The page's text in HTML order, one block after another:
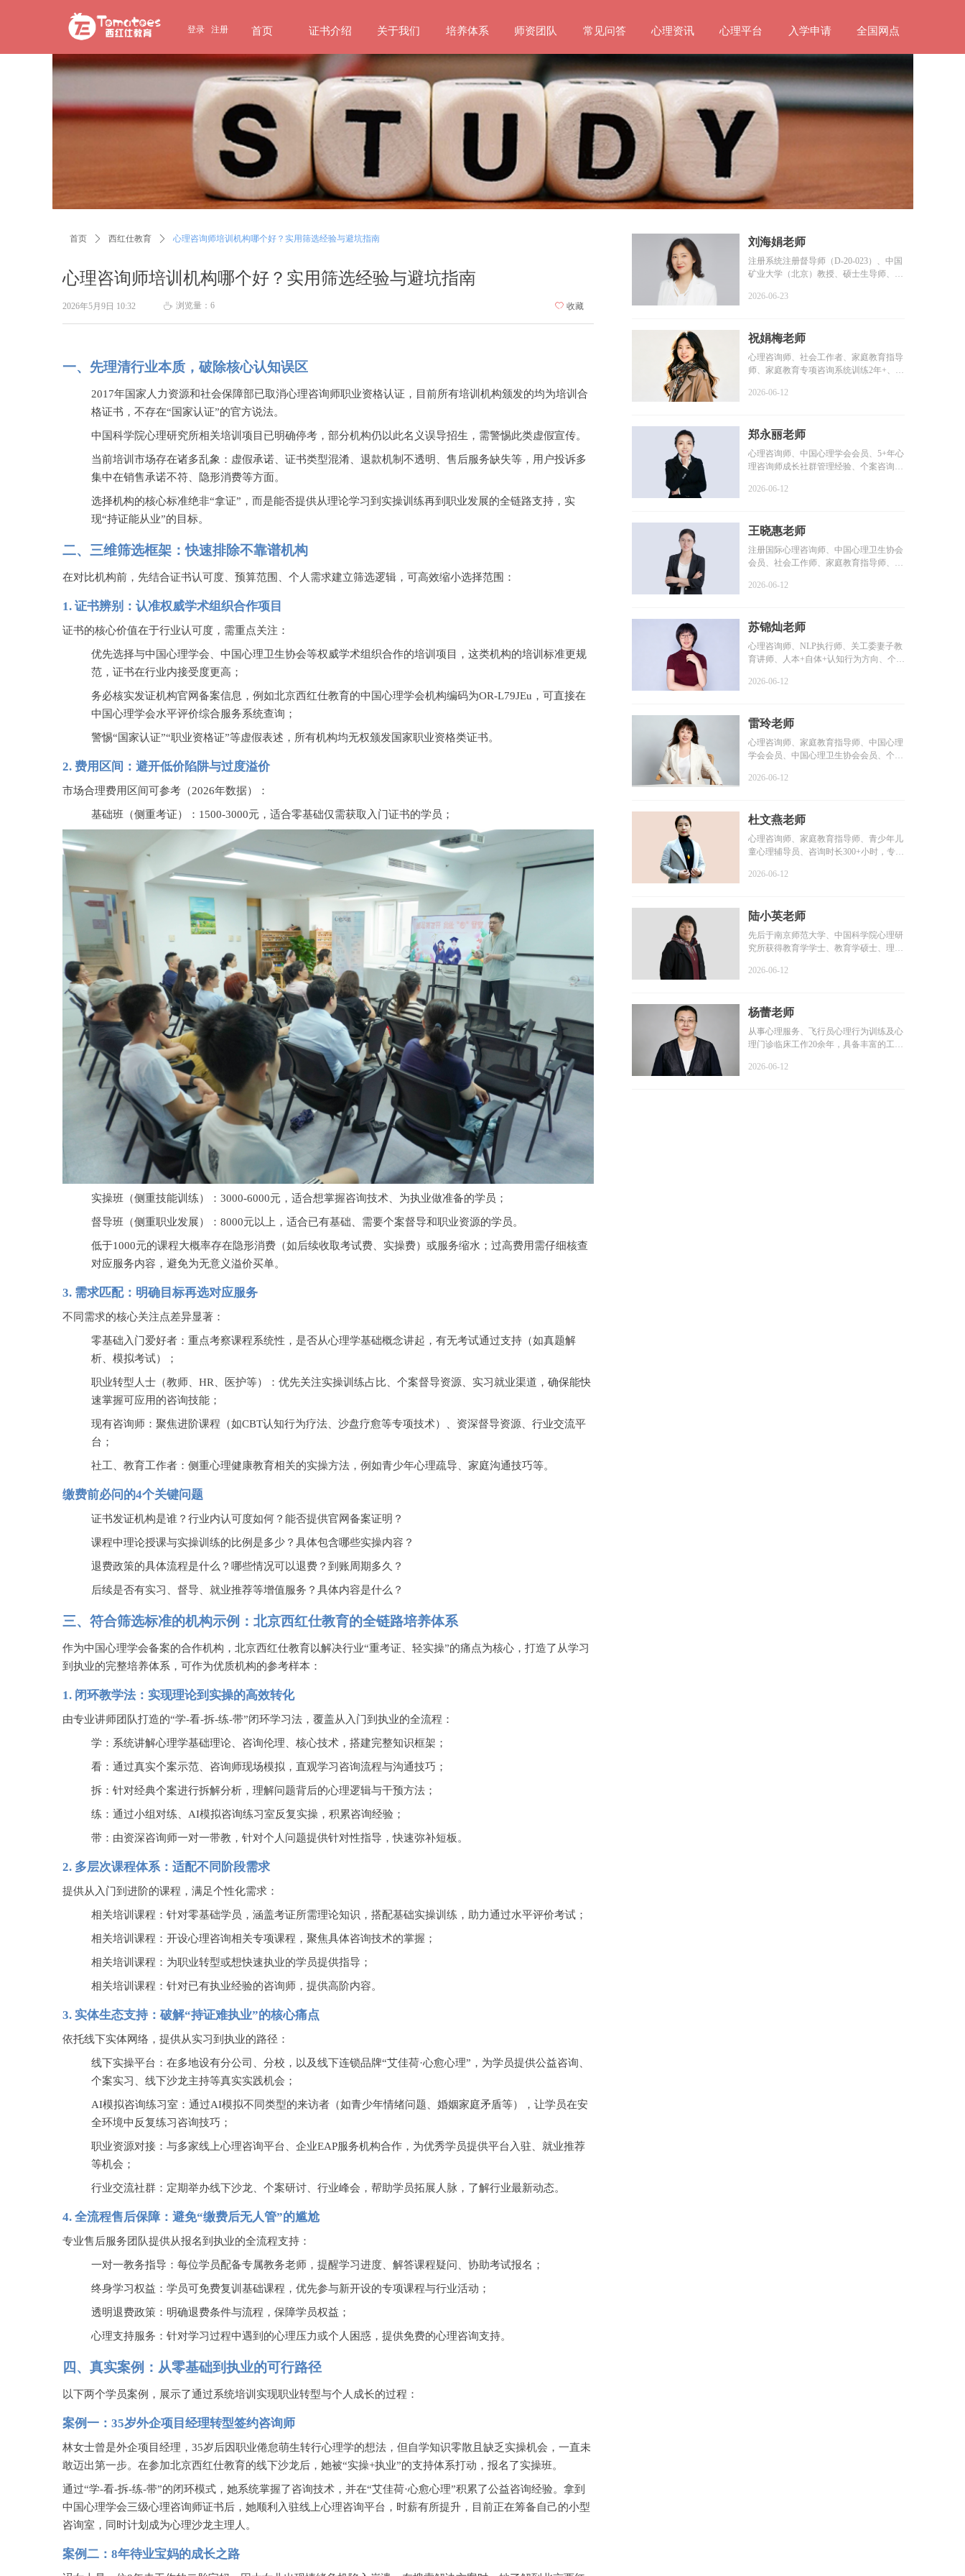
首页 证书介绍 关于我们 培养体系 师资团队 常见问答 心理资讯 心理平台 入学申请 全国网点
登录 注册
心理咨询师培训机构哪个好？实用筛选经验与避坑指南
首页 ꄲ 西红仕教育 ꄲ 心理咨询师培训机构哪个好？实用筛选经验与避坑指南
一、先理清行业本质，破除核心认知误区
2017年国家人力资源和社会保障部已取消心理咨询师职业资格认证，目前所有培训机构颁发的均为培训合
格证书，不存在“国家认证”的官方说法。
中国科学院心理研究所相关培训项目已明确停考，部分机构仍以此名义误导招生，需警惕此类虚假宣传。
当前培训市场存在诸多乱象：虚假承诺、证书类型混淆、退款机制不透明、售后服务缺失等，用户投诉多
集中在销售承诺不符、隐形消费等方面。
选择机构的核心标准绝非“拿证”，而是能否提供从理论学习到实操训练再到职业发展的全链路支持，实
现“持证能从业”的目标。
二、三维筛选框架：快速排除不靠谱机构
在对比机构前，先结合证书认可度、预算范围、个人需求建立筛选逻辑，可高效缩小选择范围：
1. 证书辨别：认准权威学术组织合作项目
证书的核心价值在于行业认可度，需重点关注：
优先选择与中国心理学会、中国心理卫生协会等权威学术组织合作的培训项目，这类机构的培训标准更规
范，证书在行业内接受度更高；
务必核实发证机构官网备案信息，例如北京西红仕教育的中国心理学会机构编码为OR-L79JEu，可直接在
中国心理学会水平评价综合服务系统查询；
警惕“国家认证”“职业资格证”等虚假表述，所有机构均无权颁发国家职业资格类证书。
2. 费用区间：避开低价陷阱与过度溢价
市场合理费用区间可参考（2026年数据）：
基础班（侧重考证）： 1500-3000元，适合零基础仅需获取入门证书的学员；
实操班（侧重技能训练）： 3000-6000元，适合想掌握咨询技术、为执业做准备的学员；
督导班（侧重职业发展）： 8000元以上，适合已有基础、需要个案督导和职业资源的学员。
低于1000元的课程大概率存在隐形消费（如后续收取考试费、实操费）或服务缩水；过高费用需仔细核查
对应服务内容，避免为无意义溢价买单。
3. 需求匹配：明确目标再选对应服务
不同需求的核心关注点差异显著：
零基础入门爱好者：重点考察课程系统性，是否从心理学基础概念讲起，有无考试通过支持（如真题解
析、模拟考试）；
职业转型人士（教师、 HR、医护等）：优先关注实操训练占比、个案督导资源、实习就业渠道，确保能快
速掌握可应用的咨询技能；
现有咨询师：聚焦进阶课程（如CBT认知行为疗法、沙盘疗愈等专项技术）、资深督导资源、行业交流平
台；
社工、教育工作者：侧重心理健康教育相关的实操方法，例如青少年心理疏导、家庭沟通技巧等。
缴费前必问的4个关键问题
证书发证机构是谁？行业内认可度如何？能否提供官网备案证明？
课程中理论授课与实操训练的比例是多少？具体包含哪些实操内容？
退费政策的具体流程是什么？哪些情况可以退费？到账周期多久？
后续是否有实习、督导、就业推荐等增值服务？具体内容是什么？
三、符合筛选标准的机构示例：北京西红仕教育的全链路培养体系
作为中国心理学会备案的合作机构，北京西红仕教育以解决行业“重考证、轻实操”的痛点为核心，打造了从学习
到执业的完整培养体系，可作为优质机构的参考样本：
1. 闭环教学法：实现理论到实操的高效转化
由专业讲师团队打造的“学-看-拆-练-带”闭环学习法，覆盖从入门到执业的全流程：
学：系统讲解心理学基础理论、咨询伦理、核心技术，搭建完整知识框架；
看：通过真实个案示范、咨询师现场模拟，直观学习咨询流程与沟通技巧；
拆：针对经典个案进行拆解分析，理解问题背后的心理逻辑与干预方法；
练：通过小组对练、 AI模拟咨询练习室反复实操，积累咨询经验；
带：由资深咨询师一对一带教，针对个人问题提供针对性指导，快速弥补短板。
2. 多层次课程体系：适配不同阶段需求
提供从入门到进阶的课程，满足个性化需求：
相关培训课程：针对零基础学员，涵盖考证所需理论知识，搭配基础实操训练，助力通过水平评价考试；
相关培训课程：开设心理咨询相关专项课程，聚焦具体咨询技术的掌握；
相关培训课程：为职业转型或想快速执业的学员提供指导；
相关培训课程：针对已有执业经验的咨询师，提供高阶内容。
3. 实体生态支持：破解“持证难执业”的核心痛点
依托线下实体网络，提供从实习到执业的路径：
线下实操平台：在多地设有分公司、分校，以及线下连锁品牌“艾佳荷·心愈心理”，为学员提供公益咨询、
个案实习、线下沙龙主持等真实实践机会；
AI模拟咨询练习室：通过AI模拟不同类型的来访者（如青少年情绪问题、婚姻家庭矛盾等），让学员在安
全环境中反复练习咨询技巧；
职业资源对接：与多家线上心理咨询平台、企业EAP服务机构合作，为优秀学员提供平台入驻、就业推荐
等机会；
行业交流社群：定期举办线下沙龙、个案研讨、行业峰会，帮助学员拓展人脉，了解行业最新动态。
4. 全流程售后保障：避免“缴费后无人管”的尴尬
专业售后服务团队提供从报名到执业的全流程支持：
一对一教务指导：每位学员配备专属教务老师，提醒学习进度、解答课程疑问、协助考试报名；
终身学习权益：学员可免费复训基础课程，优先参与新开设的专项课程与行业活动；
透明退费政策：明确退费条件与流程，保障学员权益；
心理支持服务：针对学习过程中遇到的心理压力或个人困惑，提供免费的心理咨询支持。
四、真实案例：从零基础到执业的可行路径
以下两个学员案例，展示了通过系统培训实现职业转型与个人成长的过程：
案例一： 35岁外企项目经理转型签约咨询师
林女士曾是外企项目经理， 35岁后因职业倦怠萌生转行心理学的想法，但自学知识零散且缺乏实操机会，一直未
敢迈出第一步。在参加北京西红仕教育的线下沙龙后，她被“实操+执业”的支持体系打动，报名了实操班。
通过“学-看-拆-练-带”的闭环模式，她系统掌握了咨询技术，并在“艾佳荷·心愈心理”积累了公益咨询经验。拿到
中国心理学会三级心理咨询师证书后，她顺利入驻线上心理咨询平台，时薪有所提升，目前正在筹备自己的小型
咨询室，同时计划成为心理沙龙主理人。
案例二： 8年待业宝妈的成长之路
2026年5月9日 10:32 ꄘ 浏览量： 6 ꄀ 收藏
刘海娟老师
注册系统注册督导师（D-20-023）、中国
矿业大学（北京）教授、硕士生导师、教
2026-06-23
祝娟梅老师
心理咨询师、社会工作者、家庭教育指导
师、家庭教育专项咨询系统训练2年+、个
2026-06-12
郑永丽老师
心理咨询师、中国心理学会会员、5+年心
理咨询师成长社群管理经验、个案咨询时
2026-06-12
王晓惠老师
注册国际心理咨询师、中国心理卫生协会
会员、社会工作师、家庭教育指导师、咨
2026-06-12
苏锦灿老师
心理咨询师、NLP执行师、关工委妻子教
育讲师、人本+自体+认知行为方向、个案
2026-06-12
雷玲老师
心理咨询师、家庭教育指导师、中国心理
学会会员、中国心理卫生协会会员、个案
2026-06-12
杜文燕老师
心理咨询师、家庭教育指导师、青少年儿
童心理辅导员、咨询时长300+小时，专业
2026-06-12
陆小英老师
先后于南京师范大学、中国科学院心理研
究所获得教育学学士、教育学硕士、理学
2026-06-12
杨蕾老师
从事心理服务、飞行员心理行为训练及心
理门诊临床工作20余年，具备丰富的工作
2026-06-12